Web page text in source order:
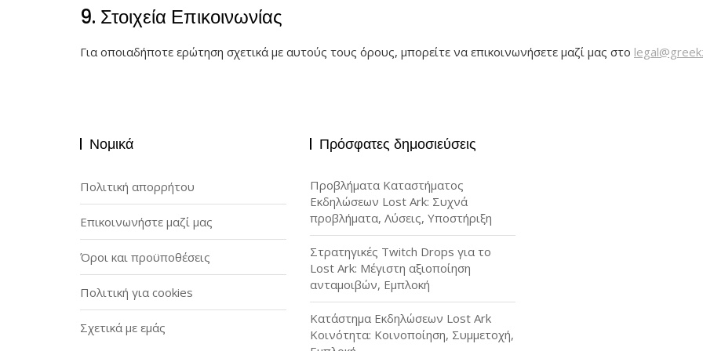
9. Στοιχεία Επικοινωνίας
Για οποιαδήποτε ερώτηση σχετικά με αυτούς τους όρους, μπορείτε να επικοινωνήσετε μαζί μας στο
Νομικά
Πολιτική απορρήτου
Επικοινωνήστε μαζί μας
Όροι και προϋποθέσεις
Πολιτική για cookies
Σχετικά με εμάς
Πρόσφατες δημοσιεύσεις
Προβλήματα Καταστήματος
Εκδηλώσεων Lost Ark: Συχνά
προβλήματα, Λύσεις, Υποστήριξη
Στρατηγικές Twitch Drops για το
Lost Ark: Μέγιστη αξιοποίηση
ανταμοιβών, Εμπλοκή
Κατάστημα Εκδηλώσεων Lost Ark
Κοινότητα: Κοινοποίηση, Συμμετοχή,